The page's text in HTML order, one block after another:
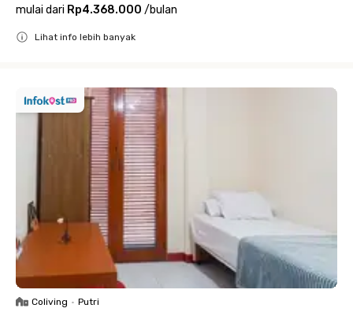
mulai dari Rp4.368.000 /bulan
Lihat info lebih banyak
Coliving • Putri